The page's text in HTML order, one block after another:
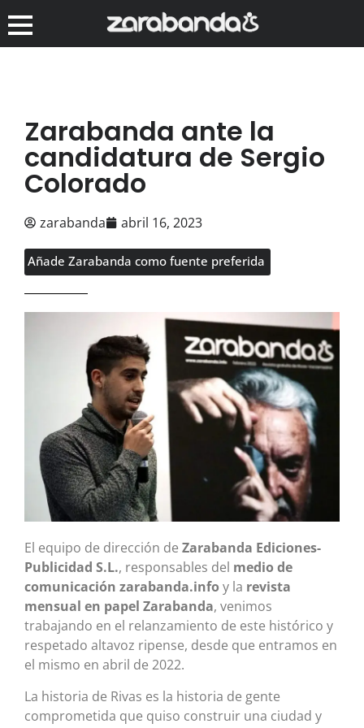
Zarabanda ante la
candidatura de Sergio
Colorado
zarabanda abril 16, 2023
Añade Zarabanda como fuente preferida
El equipo de dirección de Zarabanda Ediciones-
Publicidad S.L., responsables del medio de
comunicación zarabanda.info y la revista
mensual en papel Zarabanda, venimos
trabajando en el relanzamiento de este histórico y
respetado altavoz ripense, desde que entramos en
el mismo en abril de 2022.
La historia de Rivas es la historia de gente
comprometida que quiso construir una ciudad y